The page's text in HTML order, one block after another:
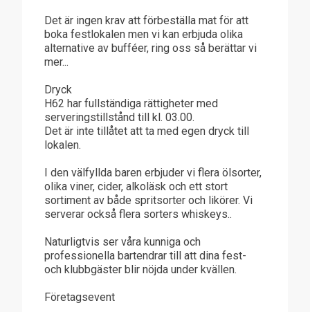
Det är ingen krav att förbeställa mat för att
boka festlokalen men vi kan erbjuda olika
alternative av bufféer, ring oss så berättar vi
mer...
Dryck
H62 har fullständiga rättigheter med
serveringstillstånd till kl. 03.00.
Det är inte tillåtet att ta med egen dryck till
lokalen.
I den välfyllda baren erbjuder vi flera ölsorter,
olika viner, cider, alkoläsk och ett stort
sortiment av både spritsorter och likörer. Vi
serverar också flera sorters whiskeys..
Naturligtvis ser våra kunniga och
professionella bartendrar till att dina fest-
och klubbgäster blir nöjda under kvällen.
Företagsevent